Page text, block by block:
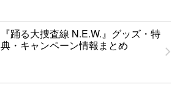
『踊る大捜査線 N.E.W.』グッズ・特
典・キャンペーン情報まとめ